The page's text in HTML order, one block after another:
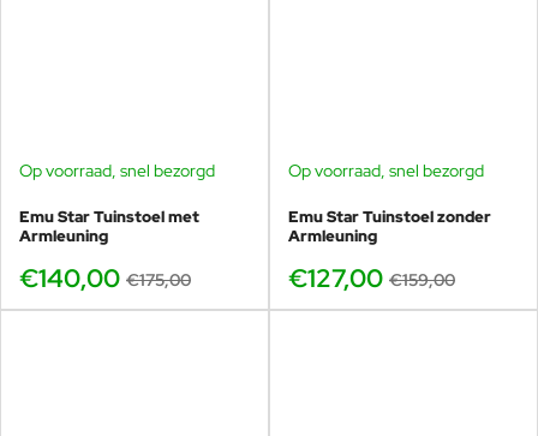
als complete, kloppende buitenoplossing.
-20%
Op voorraad, snel bezorgd
Emu Star Tuinstoel met
Armleuning
€140,00 €175,00
-20%
Op voorraad, snel bezorgd
Emu Star Tuinstoel zonder
Armleuning
€127,00 €159,00